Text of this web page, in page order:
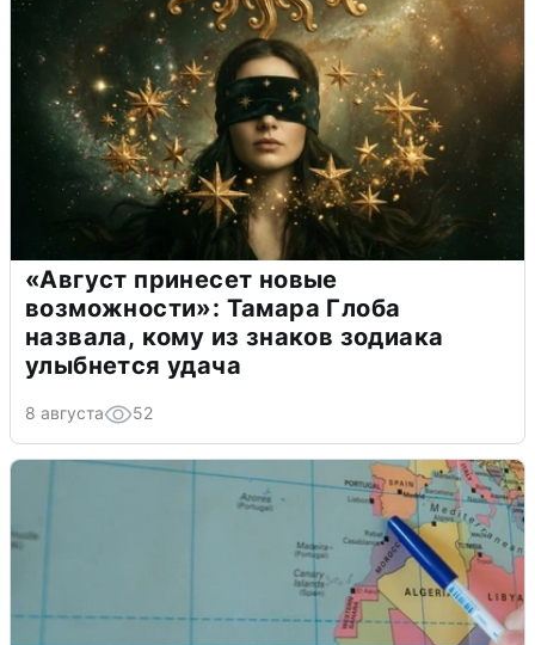
«Август принесет новые
возможности»: Тамара Глоба
назвала, кому из знаков зодиака
улыбнется удача
8 августа 52